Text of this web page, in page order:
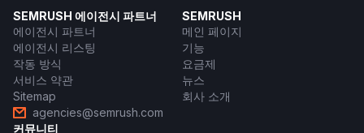
SEMRUSH 에이전시 파트너
에이전시 파트너
에이전시 리스팅
작동 방식
서비스 약관
Sitemap
agencies@semrush.com
SEMRUSH
메인 페이지
기능
요금제
뉴스
회사 소개
커뮤니티